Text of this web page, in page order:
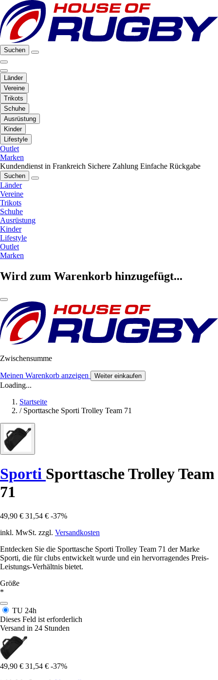
Suchen
Länder
Vereine
Trikots
Schuhe
Ausrüstung
Kinder
Lifestyle
Outlet
Marken
Kundendienst in Frankreich Sichere Zahlung Einfache Rückgabe
Suchen
Länder
Vereine
Trikots
Schuhe
Ausrüstung
Kinder
Lifestyle
Outlet
Marken
Wird zum Warenkorb hinzugefügt...
Zwischensumme
Meinen Warenkorb anzeigen Weiter einkaufen
Loading...
Startseite
/ Sporttasche Sporti Trolley Team 71
Sporti Sporttasche Trolley Team
71
49,90 € 31,54 € -37%
inkl. MwSt. zzgl. Versandkosten
Entdecken Sie die Sporttasche Sporti Trolley Team 71 der Marke
Sporti, die für clubs entwickelt wurde und ein hervorragendes Preis-
Leistungs-Verhältnis bietet.
Größe
*
TU 24h
Dieses Feld ist erforderlich
Versand in 24 Stunden
49,90 € 31,54 € -37%